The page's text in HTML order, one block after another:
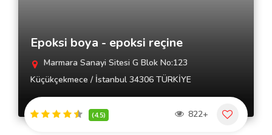
Epoksi boya - epoksi reçine
Marmara Sanayi Sitesi G Blok No:123
Küçükçekmece / İstanbul 34306 TÜRKİYE
(4.5) 822+